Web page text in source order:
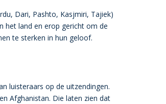
Dari, Pashto, Kasjmiri, Tajiek)
het land en erop gericht om de
te sterken in hun geloof.
luisteraars op de uitzendingen.
Afghanistan. Die laten zien dat